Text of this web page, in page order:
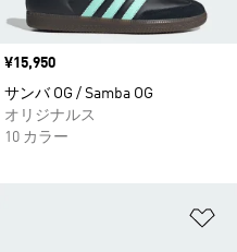
価格
¥15,950
サンバ OG / Samba OG
オリジナルス
10 カラー